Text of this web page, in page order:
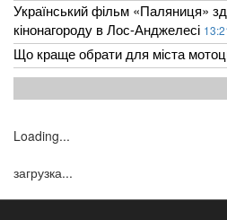
Український фільм «Паляниця»
кінонагороду в Лос-Анджелесі
Що краще обрати для міста
Loading...
загрузка...